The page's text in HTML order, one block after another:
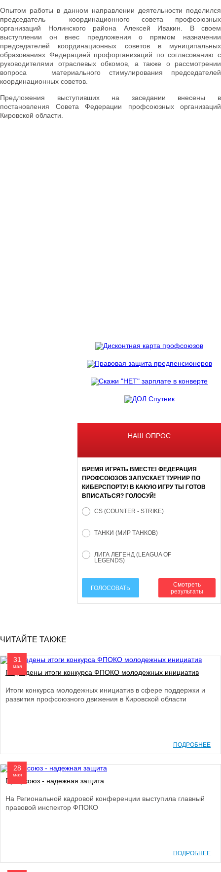
Опытом работы в данном направлении деятельности поделился
председатель координационного совета профсоюзных
организаций Нолинского района Алексей Ивакин. В своем
выступлении он внес предложения о прямом назначении
председателей координационных советов в муниципальных
образованиях Федерацией профорганизаций по согласованию с
руководителями отраслевых обкомов, а также о рассмотрении
вопроса материального стимулирования председателей
координационных советов.
Предложения выступивших на заседании внесены в
постановления Совета Федерации профсоюзных организаций
Кировской области.
НАШ ОПРОС
ВРЕМЯ ИГРАТЬ ВМЕСТЕ! ФЕДЕРАЦИЯ
ПРОФСОЮЗОВ ЗАПУСКАЕТ ТУРНИР ПО
КИБЕРСПОРТУ! В КАКУЮ ИГРУ ТЫ ГОТОВ
ВПИСАТЬСЯ? ГОЛОСУЙ!
CS (COUNTER - STRIKE)
ТАНКИ (МИР ТАНКОВ)
ЛИГА ЛЕГЕНД (LEAGUA OF
LEGENDS)
ГОЛОСОВАТЬ
Смотреть
результаты
ЧИТАЙТЕ ТАКЖЕ
31
мая
Подведены итоги конкурса ФПОКО молодежных инициатив
Итоги конкурса молодежных инициатив в сфере поддержки и
развития профсоюзного движения в Кировской области
ПОДРОБНЕЕ
28
мая
Профсоюз - надежная защита
На Региональной кадровой конференции выступила главный
правовой инспектор ФПОКО
ПОДРОБНЕЕ